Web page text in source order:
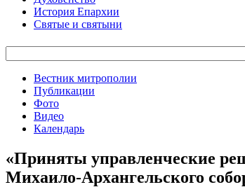
История Епархии
Святые и святыни
Вестник митрополии
Публикации
Фото
Видео
Календарь
«Приняты управленческие
Михаило-Архангельского